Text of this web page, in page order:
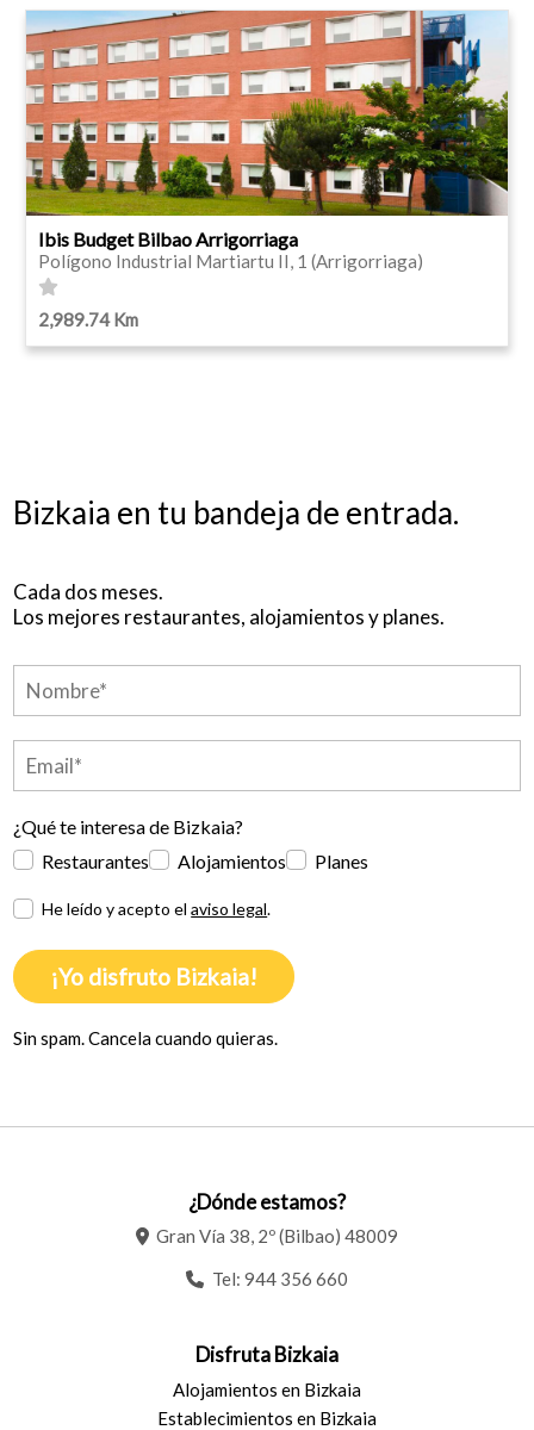
Ibis Budget Bilbao Arrigorriaga
Polígono Industrial Martiartu II, 1 (Arrigorriaga)
2,989.74 Km
Bizkaia en tu bandeja de entrada.
Cada dos meses.
Los mejores restaurantes, alojamientos y planes.
¿Qué te interesa de Bizkaia?
Restaurantes
Alojamientos Planes
He leído y acepto elaviso legal.
¡Yo disfruto Bizkaia!
Sin spam. Cancela cuando quieras.
¿Dónde estamos?
Gran Vía 38, 2º (Bilbao) 48009
Tel: 944 356 660
Disfruta Bizkaia
Alojamientos en Bizkaia
Establecimientos en Bizkaia